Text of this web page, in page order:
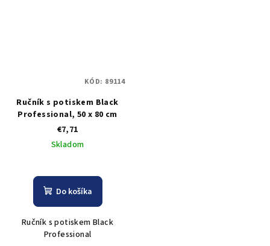
Ručník s potiskem Black
Professional, 50 x 80 cm
€7,71
Skladom
Do košíka
Ručník s potiskem Black
Professional
KÓD: 89114